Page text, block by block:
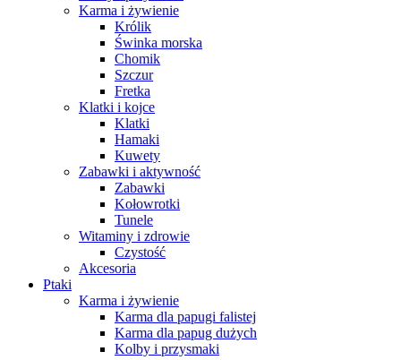
Karma i żywienie
Królik
Świnka morska
Chomik
Szczur
Fretka
Klatki i kojce
Klatki
Hamaki
Kuwety
Zabawki i aktywność
Zabawki
Kołowrotki
Tunele
Witaminy i zdrowie
Czystość
Akcesoria
Ptaki
Karma i żywienie
Karma dla papugi falistej
Karma dla papug dużych
Kolby i przysmaki